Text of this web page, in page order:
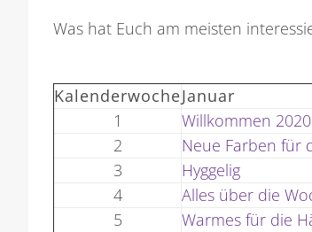
Was hat Euch am meisten
KalenderwocheJanuar
1
Willkommen
2
Neue Farben für
3
Hyggelig
4
Alles über die
5
Warmes für die